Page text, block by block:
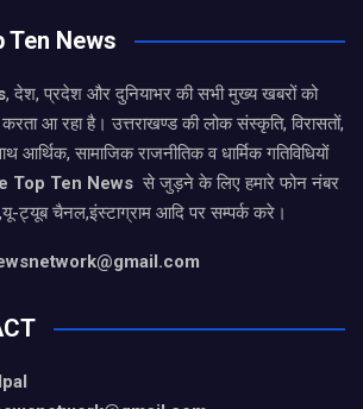
Ten News
, देश, प्रदेश और दुनियाभर की सभी मुख्य खबरों को
करता आ रहा है। उत्तराखण्ड की लोक संस्कृति, विरासतों,
सामाजिक राजनीतिक व धार्मिक गतिविधियों
Top Ten News से जुड़ने के लिए हमारे फोन नंबर
ट्यूब चैनल,इंस्टाग्राम आदि पर सम्पर्क करे।